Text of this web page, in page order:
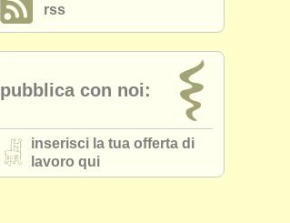
rss
pubblica con noi:
inserisci la tua offerta di
lavoro qui